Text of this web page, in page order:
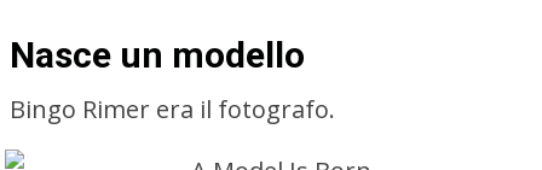
Nasce un modello
Bingo Rimer era il fotografo.